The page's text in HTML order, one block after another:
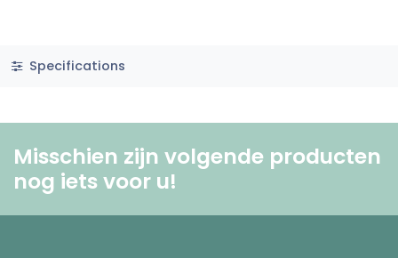
Specifications
Misschien zijn volgende producten
nog iets voor u! ​